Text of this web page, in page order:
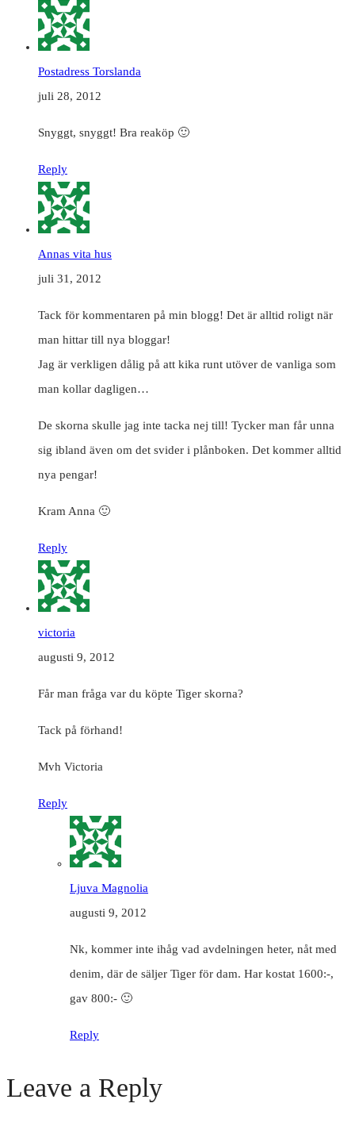
Postadress Torslanda
juli 28, 2012
Snyggt, snyggt! Bra reaköp 🙂
Reply
Annas vita hus
juli 31, 2012
Tack för kommentaren på min blogg! Det är alltid roligt när
man hittar till nya bloggar!
Jag är verkligen dålig på att kika runt utöver de vanliga som
man kollar dagligen…
De skorna skulle jag inte tacka nej till! Tycker man får unna
sig ibland även om det svider i plånboken. Det kommer alltid
nya pengar!
Kram Anna 🙂
Reply
victoria
augusti 9, 2012
Får man fråga var du köpte Tiger skorna?
Tack på förhand!
Mvh Victoria
Reply
Ljuva Magnolia
augusti 9, 2012
Nk, kommer inte ihåg vad avdelningen heter, nåt med
denim, där de säljer Tiger för dam. Har kostat 1600:-,
gav 800:- 🙂
Reply
Leave a Reply